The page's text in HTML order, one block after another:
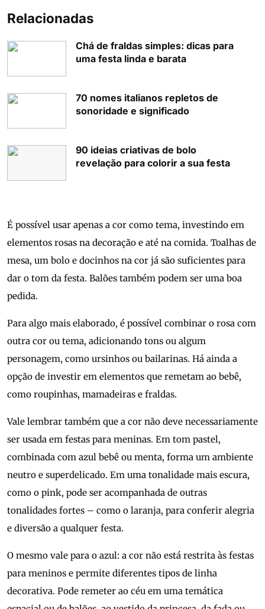
Relacionadas
Chá de fraldas simples: dicas para
uma festa linda e barata
70 nomes italianos repletos de
sonoridade e significado
90 ideias criativas de bolo
revelação para colorir a sua festa
É possível usar apenas a cor como tema, investindo em
elementos rosas na decoração e até na comida. Toalhas de
mesa, um bolo e docinhos na cor já são suficientes para
dar o tom da festa. Balões também podem ser uma boa
pedida.
Para algo mais elaborado, é possível combinar o rosa com
outra cor ou tema, adicionando tons ou algum
personagem, como ursinhos ou bailarinas. Há ainda a
opção de investir em elementos que remetam ao bebê,
como roupinhas, mamadeiras e fraldas.
Vale lembrar também que a cor não deve necessariamente
ser usada em festas para meninas. Em tom pastel,
combinada com azul bebê ou menta, forma um ambiente
neutro e superdelicado. Em uma tonalidade mais escura,
como o pink, pode ser acompanhada de outras
tonalidades fortes – como o laranja, para conferir alegria
e diversão a qualquer festa.
O mesmo vale para o azul: a cor não está restrita às festas
para meninos e permite diferentes tipos de linha
decorativa. Pode remeter ao céu em uma temática